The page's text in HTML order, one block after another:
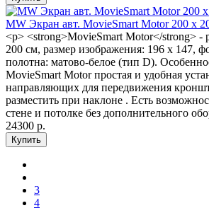
MW Экран авт. MovieSmart Motor 200 х
<p> <strong>MovieSmart Motor</strong> -
200 см, размер изображения: 196 x 147,
полотна: матово-белое (тип D).
MovieSmart Motor простая и удобная
направляющих для передвижения
разместить при наклоне . Есть
стене и потолке без дополнительного
24300 р.
3
4